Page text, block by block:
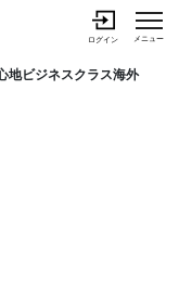
ログイン メニュー
地ビジネスクラス海外